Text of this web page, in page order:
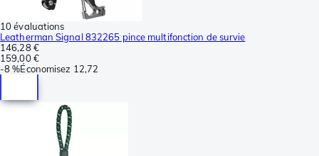
10 évaluations
Leatherman Signal 832265 pince multifonction de survie
146,28 €
159,00 €
-8 %Économisez 12,72